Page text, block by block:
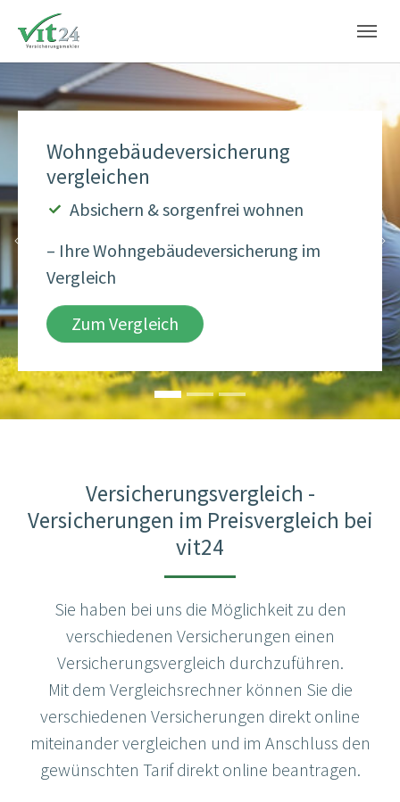
Skip to main content
Skip to page footer
Wohngebäudeversicherung
vergleichen
Absichern & sorgenfrei wohnen
– Ihre Wohngebäudeversicherung im
Vergleich
Zum Vergleich
Previous
Versicherungsvergleich -
Versicherungen im Preisvergleich bei
vit24
Sie haben bei uns die Möglichkeit zu den
verschiedenen Versicherungen einen
Versicherungsvergleich durchzuführen.
Mit dem Vergleichsrechner können Sie die
verschiedenen Versicherungen direkt online
miteinander vergleichen und im Anschluss den
gewünschten Tarif direkt online beantragen.